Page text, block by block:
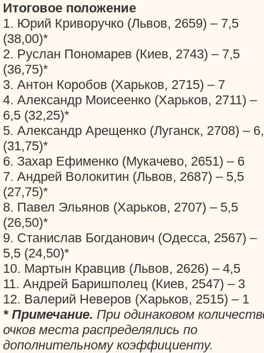
Итоговое положение
1. Юрий Криворучко (Львов, 2659) – 7,5
(38,00)*
2. Руслан Пономарев (Киев, 2743) – 7,5
(36,75)*
3. Антон Коробов (Харьков, 2715) – 7
4. Александр Моисеенко (Харьков, 2711) –
6,5 (32,25)*
5. Александр Арещенко (Луганск, 2708) –
(31,75)*
6. Захар Ефименко (Мукачево, 2651) – 6
7. Андрей Волокитин (Львов, 2687) – 5,5
(27,75)*
8. Павел Эльянов (Харьков, 2707) – 5,5
(26,50)*
9. Станислав Богданович (Одесса, 2567) –
5,5 (24,50)*
10. Мартын Кравцив (Львов, 2626) – 4,5
11. Андрей Баришполец (Киев, 2547) – 3
12. Валерий Неверов (Харьков, 2515) – 1
* Примечание. При одинаковом
очков места распределялись по
дополнительному коэффициенту.